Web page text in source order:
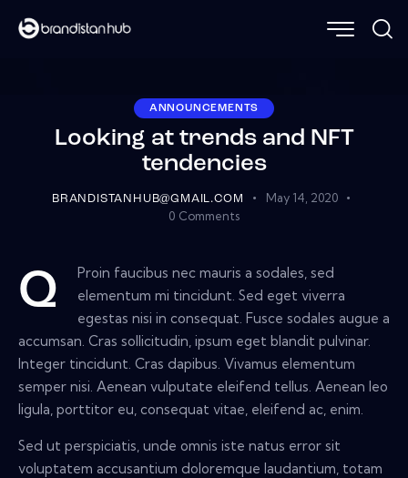
ANNOUNCEMENTS
Looking at trends and NFT
tendencies
BRANDISTANHUB@GMAIL.COM
May 14, 2020
0 Comments
Q
Proin faucibus nec mauris a sodales, sed
elementum mi tincidunt. Sed eget viverra
egestas nisi in consequat. Fusce sodales augue a
accumsan. Cras sollicitudin, ipsum eget blandit pulvinar.
Integer tincidunt. Cras dapibus. Vivamus elementum
semper nisi. Aenean vulputate eleifend tellus. Aenean leo
ligula, porttitor eu, consequat vitae, eleifend ac, enim.
Sed ut perspiciatis, unde omnis iste natus error sit
voluptatem accusantium doloremque laudantium, totam